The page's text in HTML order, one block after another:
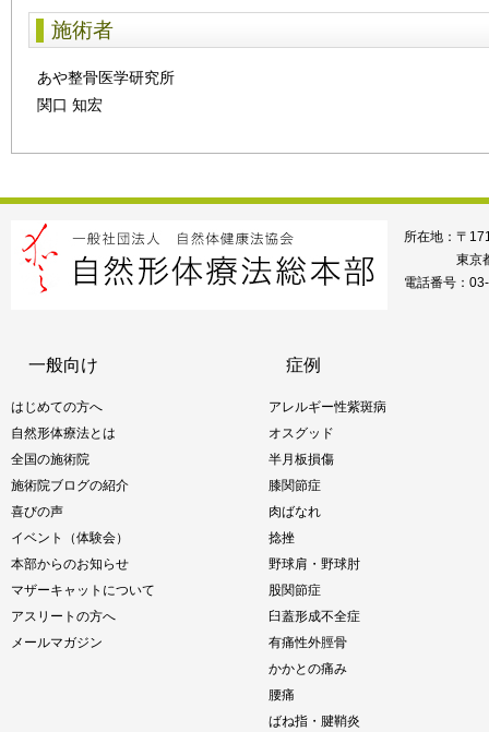
施術者
あや整骨医学研究所
関口 知宏
所在地：〒
東京
電話番号：
一般向け
はじめての方へ
自然形体療法とは
全国の施術院
施術院ブログの紹介
喜びの声
イベント（体験会）
本部からのお知らせ
マザーキャットについて
アスリートの方へ
メールマガジン
症例
アレルギー性紫斑病
オスグッド
半月板損傷
膝関節症
肉ばなれ
捻挫
野球肩・野球肘
股関節症
臼蓋形成不全症
有痛性外脛骨
かかとの痛み
腰痛
ばね指・腱鞘炎